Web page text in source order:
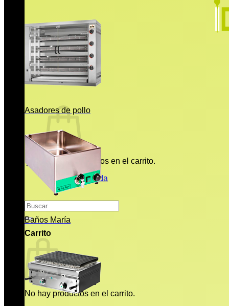
No hay productos en el carrito.
Volver a la tienda
Buscar
por:
Carrito
No hay productos en el carrito.
Asadores de pollo
Baños María